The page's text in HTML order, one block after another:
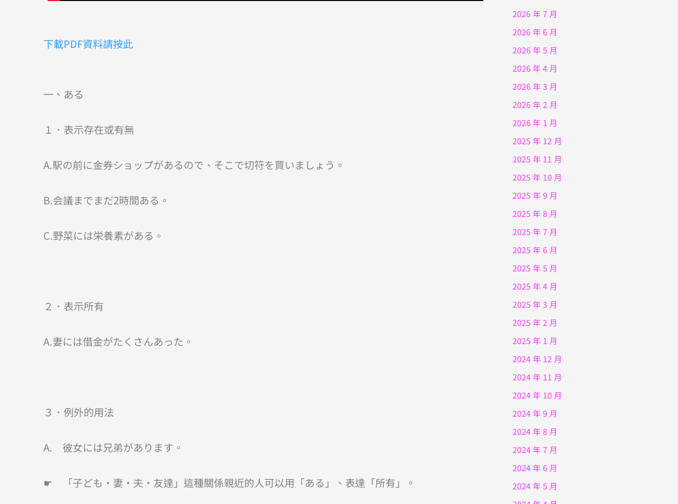
下載PDF資料請按此
一、ある
１．表示存在或有無
A.駅の前に金券ショップがあるので、そこで切符を買いましょう。
B.会議までまだ2時間ある。
C.野菜には栄養素がある。
２．表示所有
A.妻には借金がたくさんあった。
３．例外的用法
A. 彼女には兄弟があります。
☛ 「子ども・妻・夫・友達」這種關係親近的人可以用「ある」、表達「所有」。
2026 年 7 月
2026 年 6 月
2026 年 5 月
2026 年 4 月
2026 年 3 月
2026 年 2 月
2026 年 1 月
2025 年 12 月
2025 年 11 月
2025 年 10 月
2025 年 9 月
2025 年 8 月
2025 年 7 月
2025 年 6 月
2025 年 5 月
2025 年 4 月
2025 年 3 月
2025 年 2 月
2025 年 1 月
2024 年 12 月
2024 年 11 月
2024 年 10 月
2024 年 9 月
2024 年 8 月
2024 年 7 月
2024 年 6 月
2024 年 5 月